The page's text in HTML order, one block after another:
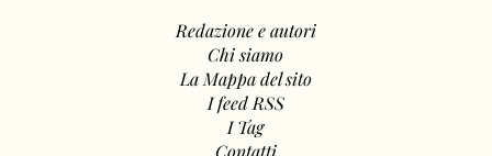
Redazione e autori
Chi siamo
La Mappa del sito
I feed RSS
I Tag
Contatti